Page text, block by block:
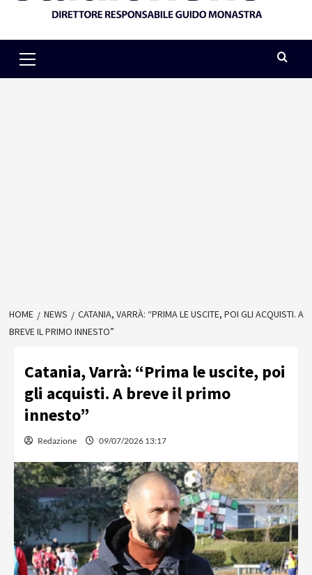
Menu
HOME NEWS
CATANIA, VARRÀ: “PRIMA LE USCITE, POI GLI ACQUISTI. A
BREVE IL PRIMO INNESTO”
Catania, Varrà: “Prima le uscite, poi
gli acquisti. A breve il primo
innesto”
Redazione 09/07/2026 13:17